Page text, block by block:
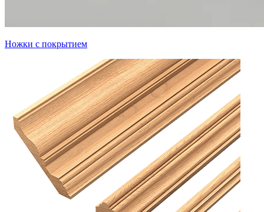
Ножки с покрытием